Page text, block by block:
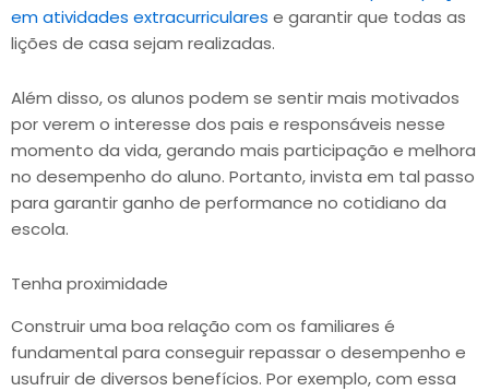
em atividades extracurriculares e garantir que todas as
lições de casa sejam realizadas.
Além disso, os alunos podem se sentir mais motivados
por verem o interesse dos pais e responsáveis nesse
momento da vida, gerando mais participação e melhora
no desempenho do aluno. Portanto, invista em tal passo
para garantir ganho de performance no cotidiano da
escola.
Tenha proximidade
Construir uma boa relação com os familiares é
fundamental para conseguir repassar o desempenho e
usufruir de diversos benefícios. Por exemplo, com essa